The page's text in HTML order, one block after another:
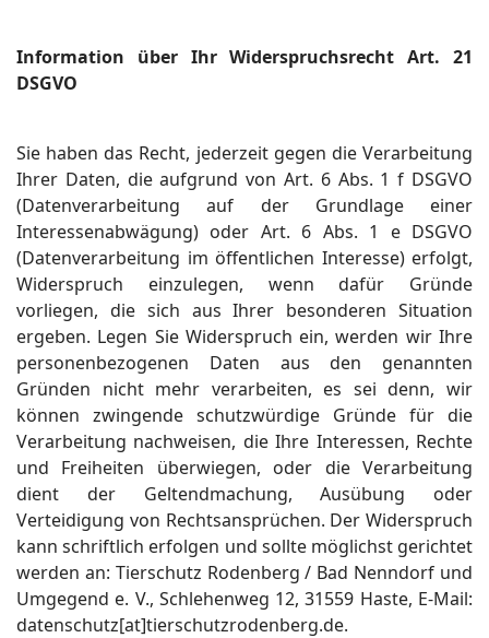
Information über Ihr Widerspruchsrecht Art. 21
DSGVO
Sie haben das Recht, jederzeit gegen die Verarbeitung
Ihrer Daten, die aufgrund von Art. 6 Abs. 1 f DSGVO
(Datenverarbeitung auf der Grundlage einer
Interessenabwägung) oder Art. 6 Abs. 1 e DSGVO
(Datenverarbeitung im öffentlichen Interesse) erfolgt,
Widerspruch einzulegen, wenn dafür Gründe
vorliegen, die sich aus Ihrer besonderen Situation
ergeben. Legen Sie Widerspruch ein, werden wir Ihre
personenbezogenen Daten aus den genannten
Gründen nicht mehr verarbeiten, es sei denn, wir
können zwingende schutzwürdige Gründe für die
Verarbeitung nachweisen, die Ihre Interessen, Rechte
und Freiheiten überwiegen, oder die Verarbeitung
dient der Geltendmachung, Ausübung oder
Verteidigung von Rechtsansprüchen. Der Widerspruch
kann schriftlich erfolgen und sollte möglichst gerichtet
werden an: Tierschutz Rodenberg / Bad Nenndorf und
Umgegend e. V., Schlehenweg 12, 31559 Haste, E-Mail:
datenschutz[at]tierschutzrodenberg.de.